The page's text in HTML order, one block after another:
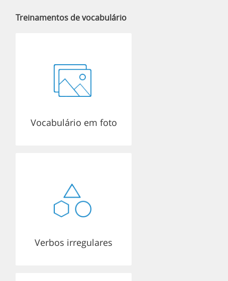
Treinamentos de vocabulário
Vocabulário em foto
Verbos irregulares